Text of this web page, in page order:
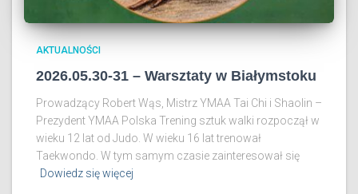
AKTUALNOŚCI
2026.05.30-31 – Warsztaty w Białymstoku
Prowadzący Robert Wąs, Mistrz YMAA Tai Chi i Shaolin –
Prezydent YMAA Polska Trening sztuk walki rozpoczął w
wieku 12 lat od Judo. W wieku 16 lat trenował
Taekwondo. W tym samym czasie zainteresował się
Dowiedz się więcej